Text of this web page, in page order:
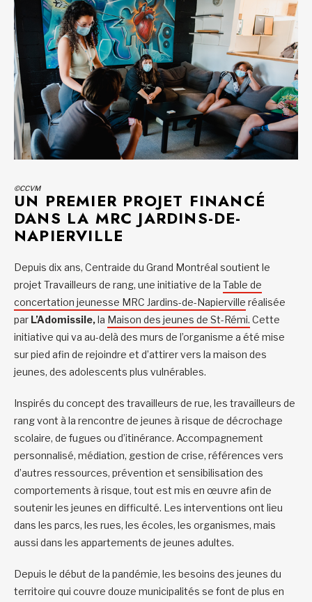
©CCVM
UN PREMIER PROJET FINANCÉ
DANS LA MRC JARDINS-DE-
NAPIERVILLE
Depuis dix ans, Centraide du Grand Montréal soutient le
projet Travailleurs de rang, une initiative de la Table de
concertation jeunesse MRC Jardins-de-Napierville réalisée
par L’Adomissile,la Maison des jeunes de St-Rémi. Cette
initiative qui va au-delà des murs de l’organisme a été mise
sur pied afin de rejoindre et d’attirer vers la maison des
jeunes, des adolescents plus vulnérables.
Inspirés du concept des travailleurs de rue, les travailleurs de
rang vont à la rencontre de jeunes à risque de décrochage
scolaire, de fugues ou d’itinérance. Accompagnement
personnalisé, médiation, gestion de crise, références vers
d’autres ressources, prévention et sensibilisation des
comportements à risque, tout est mis en œuvre afin de
soutenir les jeunes en difficulté. Les interventions ont lieu
dans les parcs, les rues, les écoles, les organismes, mais
aussi dans les appartements de jeunes adultes.
Depuis le début de la pandémie, les besoins des jeunes du
territoire qui couvre douze municipalités se font de plus en